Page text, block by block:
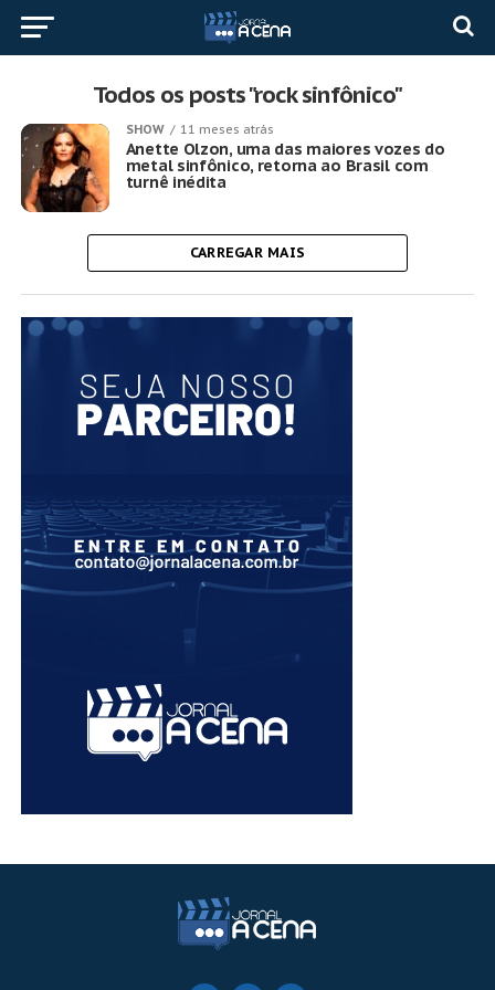
Todos os posts "rock sinfônico"
SHOW 11 meses atrás
Anette Olzon, uma das maiores vozes do
metal sinfônico, retorna ao Brasil com
turnê inédita
CARREGAR MAIS